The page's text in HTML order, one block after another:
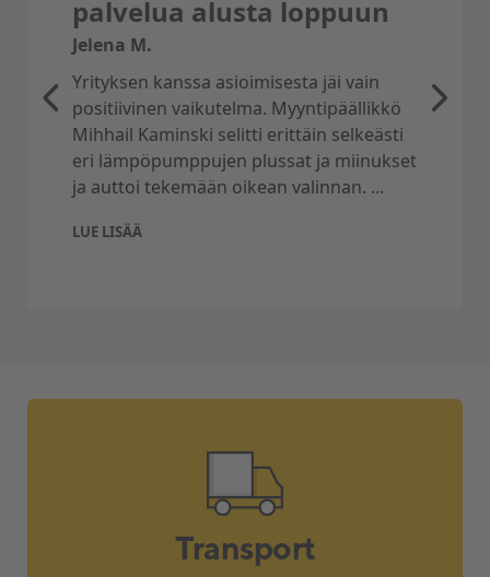
palvelua alusta loppuun
Jelena M.
Yrityksen kanssa asioimisesta jäi vain
positiivinen vaikutelma. Myyntipäällikkö
Mihhail Kaminski selitti erittäin selkeästi
eri lämpöpumppujen plussat ja miinukset
ja auttoi tekemään oikean valinnan. ...
LUE LISÄÄ
Transport